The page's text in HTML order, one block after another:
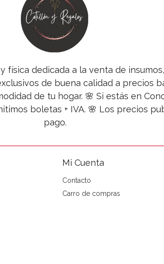
física dedicada a la venta de
de buena calidad a precios
de tu hogar. 🌸 Si estás en
boletas + IVA. 🌸 Los precios
pago.
Mi Cuenta
Contacto
Carro de compras